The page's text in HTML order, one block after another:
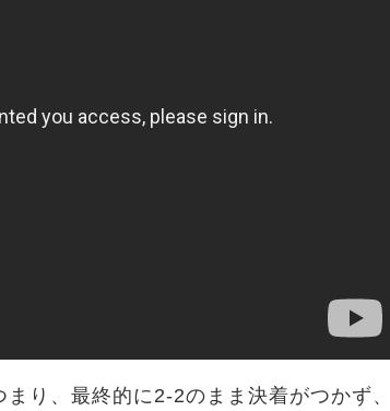
り、最終的に2-2のまま決着がつかず、